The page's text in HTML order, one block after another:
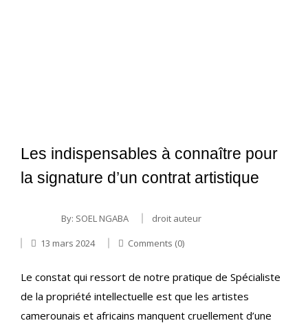
Les indispensables à connaître pour
la signature d’un contrat artistique
By: SOEL NGABA
droit auteur
13 mars 2024
Comments (0)
Le constat qui ressort de notre pratique de Spécialiste
de la propriété intellectuelle est que les artistes
camerounais et africains manquent cruellement d’une